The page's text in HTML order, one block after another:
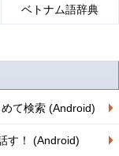
ベトナム語辞典
て検索 (Android)
す！ (Android)